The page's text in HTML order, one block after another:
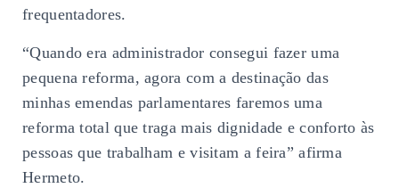
frequentadores.
“Quando era administrador consegui fazer uma
pequena reforma, agora com a destinação das
minhas emendas parlamentares faremos uma
reforma total que traga mais dignidade e conforto às
pessoas que trabalham e visitam a feira” afirma
Hermeto.